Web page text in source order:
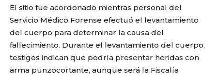
El sitio fue acordonado mientras personal del
Servicio Médico Forense efectuó el levantamiento
del cuerpo para determinar la causa del
fallecimiento. Durante el levantamiento del cuerpo,
testigos indican que podría presentar heridas con
arma punzocortante, aunque será la Fiscalía